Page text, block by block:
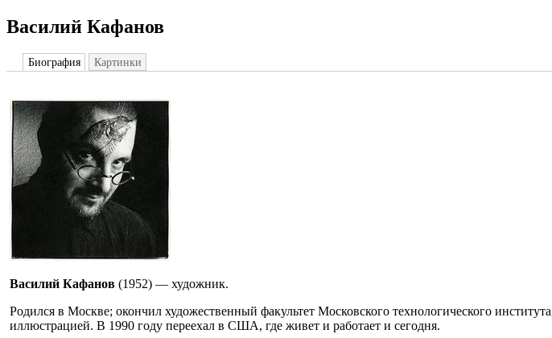
Василий Кафанов
Биография Картинки
Василий Кафанов (1952) — художник.
Родился в Москве; окончил художественный факультет Московского технологического
иллюстрацией. В 1990 году переехал в США, где живет и работает и сегодня.